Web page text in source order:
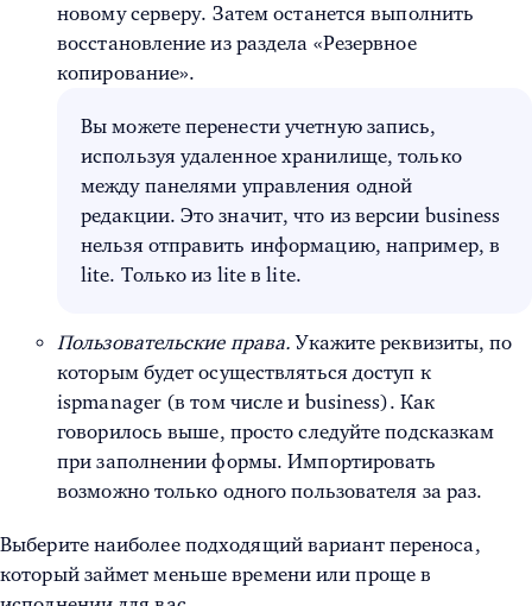
новому серверу. Затем останется выполнить
восстановление из раздела «Резервное
копирование».
Вы можете перенести учетную запись,
используя удаленное хранилище, только
между панелями управления одной
редакции. Это значит, что из версии business
нельзя отправить информацию, например, в
lite. Только из lite в lite.
Пользовательские права.Укажите реквизиты, по
которым будет осуществляться доступ к
ispmanager (в том числе и business). Как
говорилось выше, просто следуйте подсказкам
при заполнении формы. Импортировать
возможно только одного пользователя за раз.
Выберите наиболее подходящий вариант переноса,
который займет меньше времени или проще в